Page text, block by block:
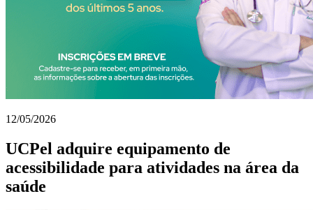
12/05/2026
UCPel adquire equipamento de
acessibilidade para atividades na área da
saúde